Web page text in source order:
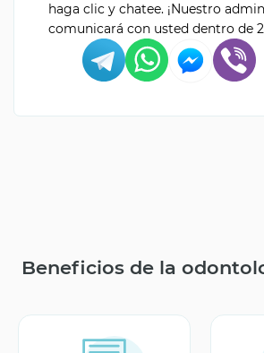
haga clic y chatee. ¡Nuestro
comunicará con usted dentro de
Beneficios de la